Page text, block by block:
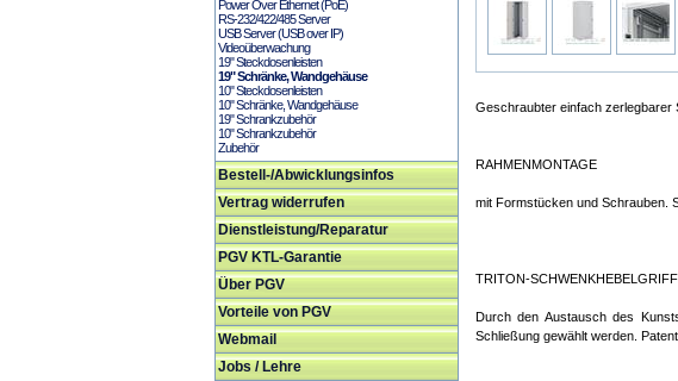
Power Over Ethernet (PoE)
RS-232/422/485 Server
USB Server (USB over IP)
Videoüberwachung
19" Steckdosenleisten
19" Schränke, Wandgehäuse
10" Steckdosenleisten
10" Schränke, Wandgehäuse
19" Schrankzubehör
10" Schrankzubehör
Zubehör
Bestell-/Abwicklungsinfos
Vertrag widerrufen
Dienstleistung/Reparatur
PGV KTL-Garantie
Über PGV
Vorteile von PGV
Webmail
Jobs / Lehre
Geschraubter einfach zerlegbarer
RAHMENMONTAGE
mit Formstücken und Schrauben.
TRITON-
Durch den Austausch des
Schließung gewählt werden.